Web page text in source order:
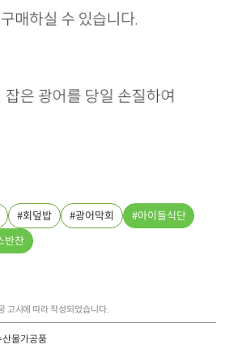
회덮밥 광어막회
아이들식단
반찬
고시에 따라 작성되었습니다.
산물가공품